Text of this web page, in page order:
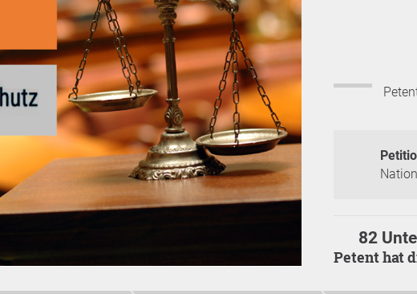
82
Petent